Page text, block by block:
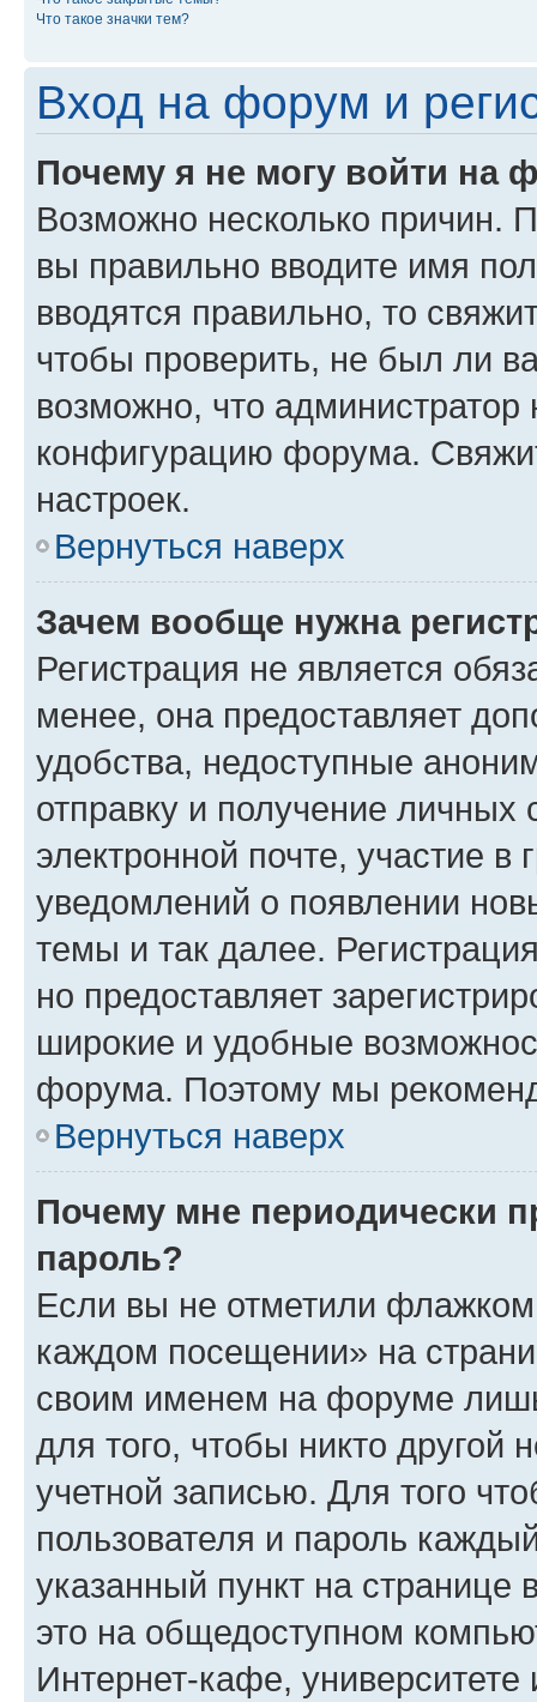
Что такое значки тем?
Вход на форум и
Почему я не могу войти на
Возможно несколько причин.
вы правильно вводите имя
вводятся правильно, то
чтобы проверить, не был ли
возможно, что администратор
конфигурацию форума.
настроек.
Вернуться наверх
Зачем вообще нужна
Регистрация не является
менее, она предоставляет
удобства, недоступные
отправку и получение
электронной почте, участие в
уведомлений о появлении
темы и так далее.
но предоставляет
широкие и удобные
форума. Поэтому мы
Вернуться наверх
Почему мне периодически
пароль?
Если вы не отметили флажком
каждом посещении» на
своим именем на форуме
для того, чтобы никто другой
учетной записью. Для того
пользователя и пароль
указанный пункт на
это на общедоступном
Интернет-кафе, университете